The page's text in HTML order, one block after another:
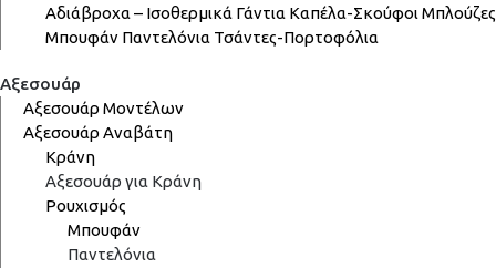
Αδιάβροχα – Ισοθερμικά Γάντια Καπέλα-Σκούφοι Μπλούζες
Μπουφάν Παντελόνια Τσάντες-Πορτοφόλια
Αξεσουάρ
Αξεσουάρ Μοντέλων
Αξεσουάρ Αναβάτη
Κράνη
Αξεσουάρ για Κράνη
Ρουχισμός
Μπουφάν
Παντελόνια